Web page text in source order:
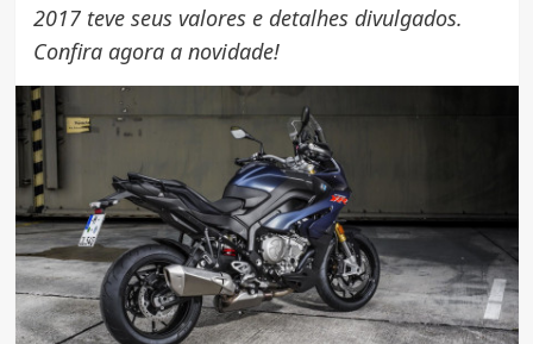
2017 teve seus valores e detalhes divulgados.
Confira agora a novidade!